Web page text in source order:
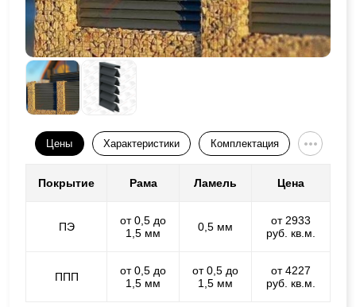
Цены Характеристики Комплектация
Покрытие Рама Ламель Цена
ПЭ
от 0,5 до
1,5 мм
0,5 мм
от 2933
руб. кв.м.
ППП
от 0,5 до
1,5 мм
от 0,5 до
1,5 мм
от 4227
руб. кв.м.